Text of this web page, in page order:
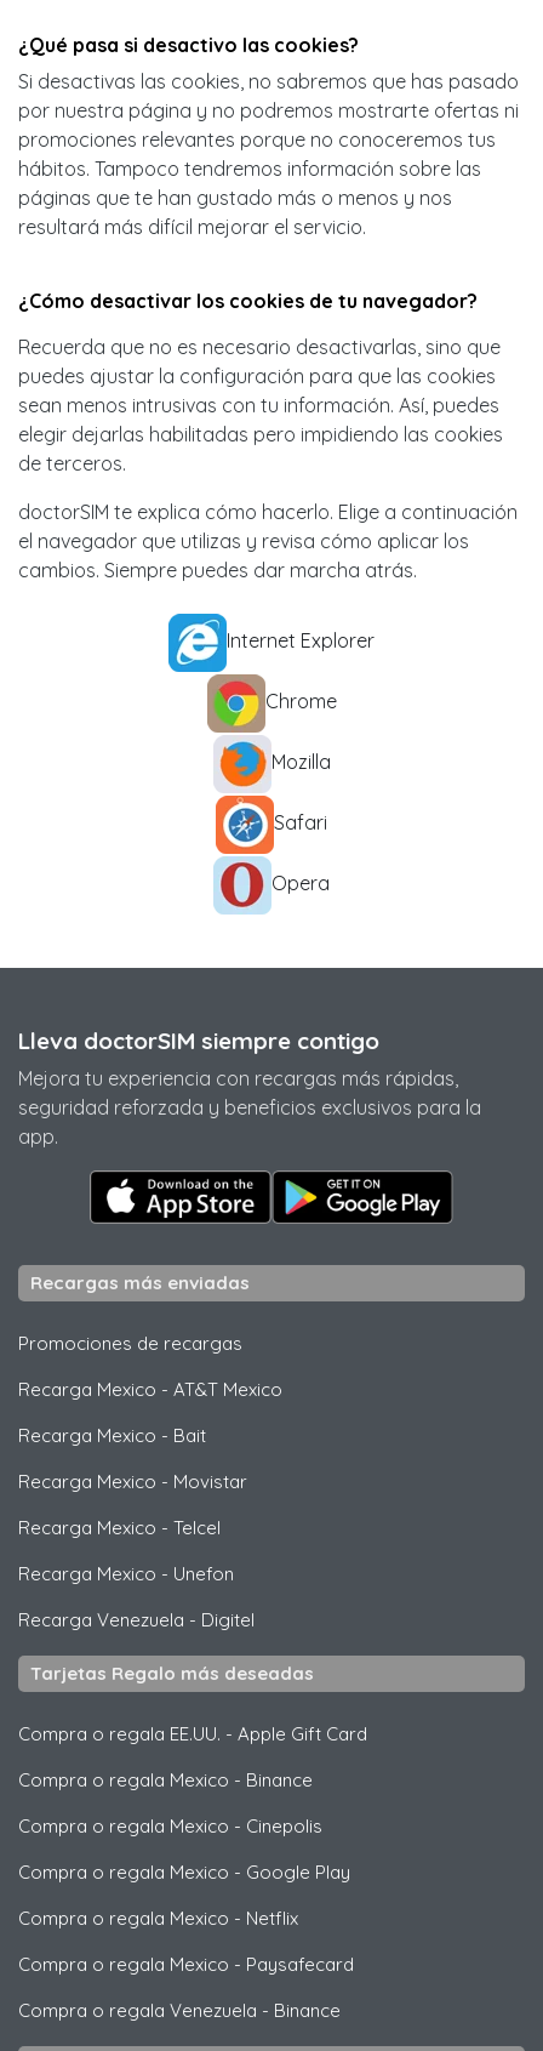
¿Qué pasa si desactivo las cookies?
Si desactivas las cookies, no sabremos que has pasado
por nuestra página y no podremos mostrarte ofertas ni
promociones relevantes porque no conoceremos tus
hábitos. Tampoco tendremos información sobre las
páginas que te han gustado más o menos y nos
resultará más difícil mejorar el servicio.
¿Cómo desactivar los cookies de tu navegador?
Recuerda que no es necesario desactivarlas, sino que
puedes ajustar la configuración para que las cookies
sean menos intrusivas con tu información. Así, puedes
elegir dejarlas habilitadas pero impidiendo las cookies
de terceros.
doctorSIM te explica cómo hacerlo. Elige a continuación
el navegador que utilizas y revisa cómo aplicar los
cambios. Siempre puedes dar marcha atrás.
Internet Explorer
Chrome
Mozilla
Safari
Opera
Lleva doctorSIM siempre contigo
Mejora tu experiencia con recargas más rápidas,
seguridad reforzada y beneficios exclusivos para la
app.
Recargas más enviadas
Promociones de recargas
Recarga Mexico - AT&T Mexico
Recarga Mexico - Bait
Recarga Mexico - Movistar
Recarga Mexico - Telcel
Recarga Mexico - Unefon
Recarga Venezuela - Digitel
Tarjetas Regalo más deseadas
Compra o regala EE.UU. - Apple Gift Card
Compra o regala Mexico - Binance
Compra o regala Mexico - Cinepolis
Compra o regala Mexico - Google Play
Compra o regala Mexico - Netflix
Compra o regala Mexico - Paysafecard
Compra o regala Venezuela - Binance